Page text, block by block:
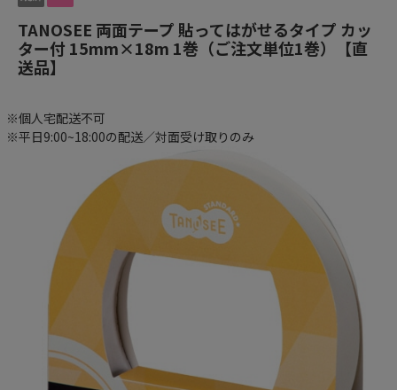
TANOSEE 両面テープ 貼ってはがせるタイプ カッ
ター付 15mm×18m 1巻（ご注文単位1巻）【直
送品】
※個人宅配送不可
※平日9:00~18:00の配送／対面受け取りのみ